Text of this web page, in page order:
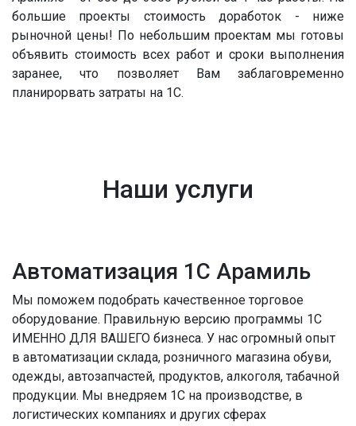
большие проекты стоимость доработок - ниже
рыночной цены! По небольшим проектам мы готовы
объявить стоимость всех работ и сроки выполнения
заранее, что позволяет Вам заблаговременно
планирорвать затраты на 1С.
Наши услуги
Автоматизация 1С Арамиль
Мы поможем подобрать качественное торговое
оборудование. Правильную версию программы 1С
ИМЕННО ДЛЯ ВАШЕГО бизнеса. У нас огромный опыт
в автоматизации склада, розничного магазина обуви,
одежды, автозапчастей, продуктов, алкоголя, табачной
продукции. Мы внедряем 1С на производстве, в
логистических компаниях и других сферах